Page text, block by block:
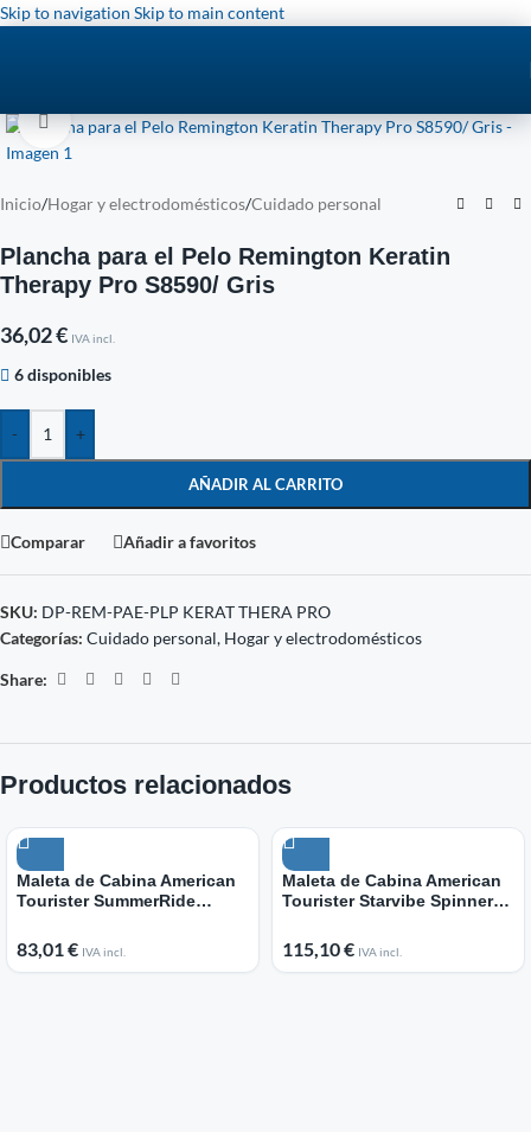
Skip to navigation Skip to main content
Click to enlarge
Inicio/Hogar y electrodomésticos/Cuidado personal
Plancha para el Pelo Remington Keratin
Therapy Pro S8590/ Gris
36,02€ IVA incl.
6 disponibles
- +
AÑADIR AL CARRITO
Comparar Añadir a favoritos
SKU: DP-REM-PAE-PLP KERAT THERA PRO
Categorías: Cuidado personal, Hogar y electrodomésticos
Share:
Productos relacionados
Maleta de Cabina American
Tourister SummerRide
4 Ruedas/ Azul Marino
83,01€ IVA incl.
Maleta de Cabina American
Tourister Starvibe Spinner
Ruedas/ Coral
115,10€ IVA incl.